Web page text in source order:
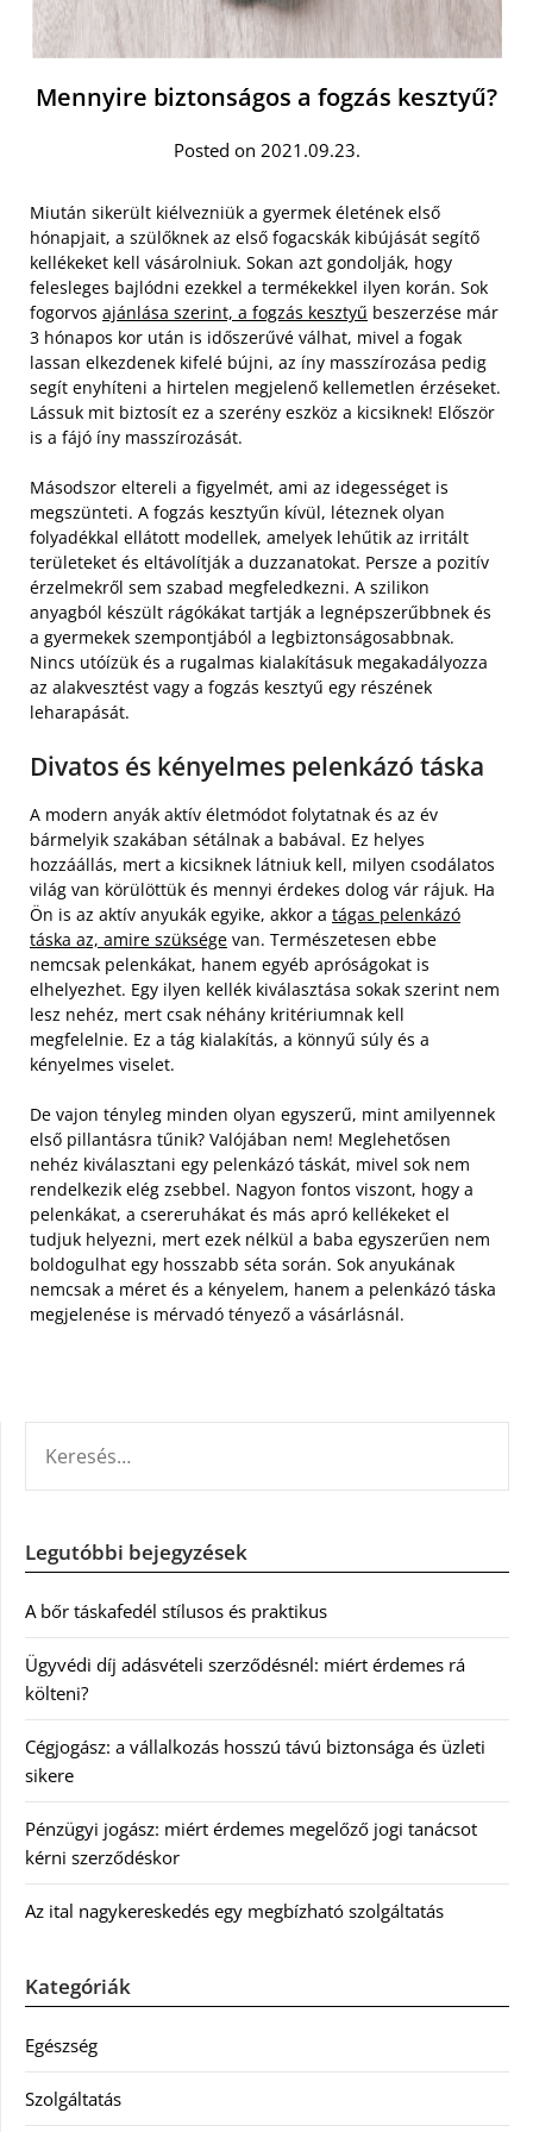
Mennyire biztonságos a fogzás kesztyű?
Posted on 2021.09.23.
Miután sikerült kiélvezniük a gyermek életének első
hónapjait, a szülőknek az első fogacskák kibújását segítő
kellékeket kell vásárolniuk. Sokan azt gondolják, hogy
felesleges bajlódni ezekkel a termékekkel ilyen korán. Sok
fogorvos ajánlása szerint, a fogzás kesztyű beszerzése már
3 hónapos kor után is időszerűvé válhat, mivel a fogak
lassan elkezdenek kifelé bújni, az íny masszírozása pedig
segít enyhíteni a hirtelen megjelenő kellemetlen érzéseket.
Lássuk mit biztosít ez a szerény eszköz a kicsiknek! Először
is a fájó íny masszírozását.
Másodszor eltereli a figyelmét, ami az idegességet is
megszünteti. A fogzás kesztyűn kívül, léteznek olyan
folyadékkal ellátott modellek, amelyek lehűtik az irritált
területeket és eltávolítják a duzzanatokat. Persze a pozitív
érzelmekről sem szabad megfeledkezni. A szilikon
anyagból készült rágókákat tartják a legnépszerűbbnek és
a gyermekek szempontjából a legbiztonságosabbnak.
Nincs utóízük és a rugalmas kialakításuk megakadályozza
az alakvesztést vagy a fogzás kesztyű egy részének
leharapását.
Divatos és kényelmes pelenkázó táska
A modern anyák aktív életmódot folytatnak és az év
bármelyik szakában sétálnak a babával. Ez helyes
hozzáállás, mert a kicsiknek látniuk kell, milyen csodálatos
világ van körülöttük és mennyi érdekes dolog vár rájuk. Ha
Ön is az aktív anyukák egyike, akkor a tágas pelenkázó
táska az, amire szüksége van. Természetesen ebbe
nemcsak pelenkákat, hanem egyéb apróságokat is
elhelyezhet. Egy ilyen kellék kiválasztása sokak szerint nem
lesz nehéz, mert csak néhány kritériumnak kell
megfelelnie. Ez a tág kialakítás, a könnyű súly és a
kényelmes viselet.
De vajon tényleg minden olyan egyszerű, mint amilyennek
első pillantásra tűnik? Valójában nem! Meglehetősen
nehéz kiválasztani egy pelenkázó táskát, mivel sok nem
rendelkezik elég zsebbel. Nagyon fontos viszont, hogy a
pelenkákat, a csereruhákat és más apró kellékeket el
tudjuk helyezni, mert ezek nélkül a baba egyszerűen nem
boldogulhat egy hosszabb séta során. Sok anyukának
nemcsak a méret és a kényelem, hanem a pelenkázó táska
megjelenése is mérvadó tényező a vásárlásnál.
Legutóbbi bejegyzések
A bőr táskafedél stílusos és praktikus
Ügyvédi díj adásvételi szerződésnél: miért érdemes rá
költeni?
Cégjogász: a vállalkozás hosszú távú biztonsága és üzleti
sikere
Pénzügyi jogász: miért érdemes megelőző jogi tanácsot
kérni szerződéskor
Az ital nagykereskedés egy megbízható szolgáltatás
Kategóriák
Egészség
Szolgáltatás